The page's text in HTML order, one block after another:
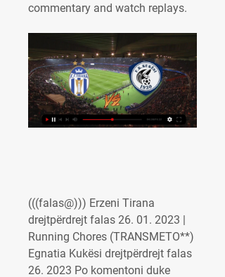
commentary and watch replays.
(((falas@))) Erzeni Tirana
drejtpërdrejt falas 26. 01. 2023 |
Running Chores (TRANSMETO**)
Egnatia Kukësi drejtpërdrejt falas
26. 2023 Po komentoni duke